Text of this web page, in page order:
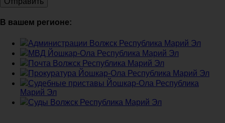
В вашем регионе:
Администрации Волжск Республика Марий Эл
МВД Йошкар-Ола Республика Марий Эл
Почта Волжск Республика Марий Эл
Прокуратура Йошкар-Ола Республика Марий Эл
Судебные приставы Йошкар-Ола Республика
Марий Эл
Суды Волжск Республика Марий Эл